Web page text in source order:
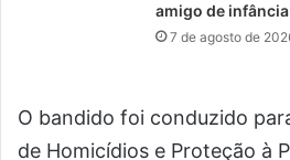
amigo de
7 de agosto de
O bandido foi conduzido
de Homicídios e Proteção à